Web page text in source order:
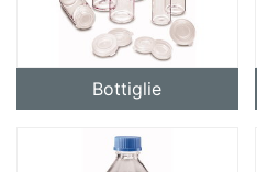
Bottiglie